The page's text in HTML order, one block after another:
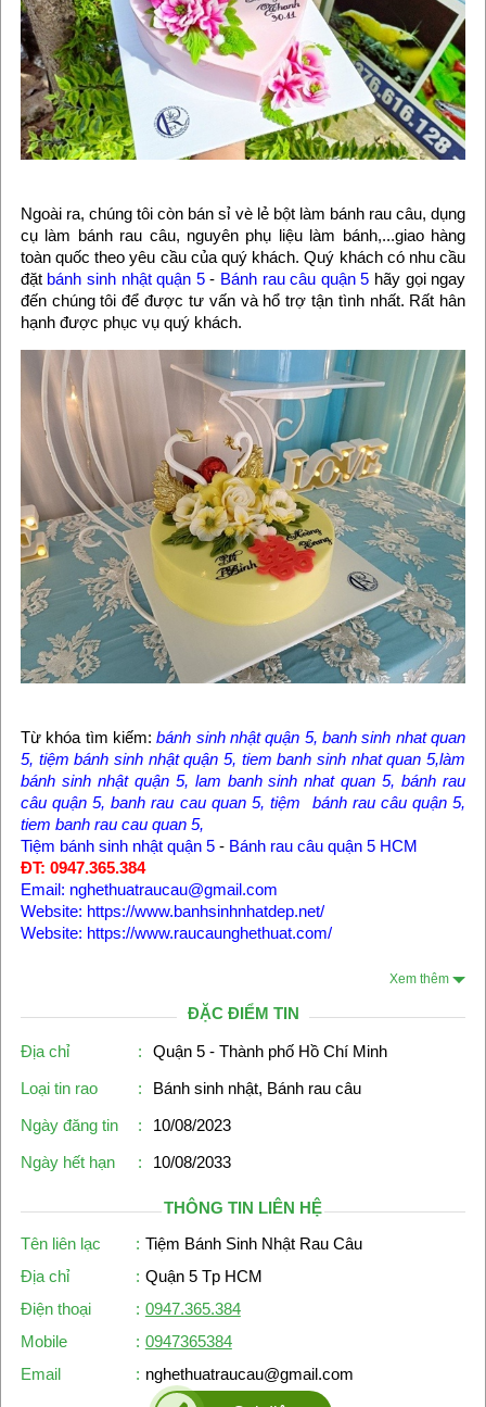
Ngoài ra, chúng tôi còn bán sỉ vè lẻ bột làm bánh rau câu, dụng
cụ làm bánh rau câu, nguyên phụ liệu làm bánh,...giao hàng
toàn quốc theo yêu cầu của quý khách. Quý khách có nhu cầu
đặt bánh sinh nhật quận 5- Bánh rau câu quận 5 hãy gọi ngay
đến chúng tôi để được tư vấn và hổ trợ tận tình nhất. Rất hân
hạnh được phục vụ quý khách.
Từ khóa tìm kiếm:bánh sinh nhật quận 5, banh sinh nhat quan
5, tiệm bánh sinh nhật quận 5, tiem banh sinh nhat quan 5,làm
bánh sinh nhật quận 5, lam banh sinh nhat quan 5, bánh rau
câu quận 5, banh rau cau quan 5, tiệm bánh rau câu quận 5,
tiem banh rau cau quan 5,
Tiệm bánh sinh nhật quận 5- Bánh rau câu quận 5 HCM
ĐT: 0947.365.384
Email: nghethuatraucau@gmail.com
Website: https://www.banhsinhnhatdep.net/
Website: https://www.raucaunghethuat.com/
Xem thêm
ĐẶC ĐIỂM TIN
Địa chỉ :
Quận 5 - Thành phố Hồ Chí Minh
Loại tin rao
:
Bánh sinh nhật, Bánh rau câu
Ngày đăng tin
:
10/08/2023
Ngày hết hạn
: 10/08/2033
THÔNG TIN LIÊN HỆ
Tên liên lạc
: Tiệm Bánh Sinh Nhật Rau Câu
Địa chỉ
: Quận 5 Tp HCM
Điện thoại
: 0947.365.384
Mobile
: 0947365384
Email
: nghethuatraucau@gmail.com